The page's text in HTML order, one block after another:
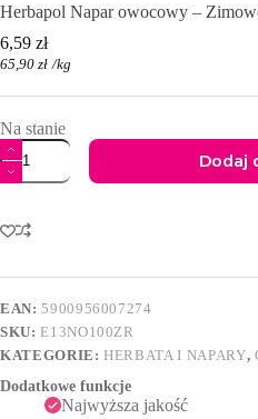
Herbapol Napar owocowy –
6,59 zł
65,90 zł /kg
Na stanie
ilość
Herbapol
Napar
–
Zimowe
100
Dodaj
t
r
a
t
i
e
EAN:5900956007274
SKU:E13NO100ZR
KATEGORIE:HERBATA I NAPARY,
Dodatkowe funkcje
Najwyższa jakość